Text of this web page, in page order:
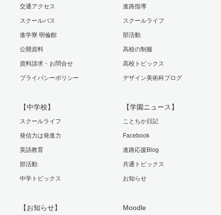
交通アクセス
スクールバス
進学寮 明倫館
公開資料
資料請求・お問合せ
プライバシーポリシー
進路指導
スクールライフ
部活動
高校の制服
高校トピックス
デザイン美術科ブログ
【中学校】
スクールライフ
発信力は発進力
英語教育
部活動
中学トピックス
【学園ニュース】
ことちか日記
Facebook
進路応援Blog
共通トピックス
お知らせ
【お知らせ】 Moodle